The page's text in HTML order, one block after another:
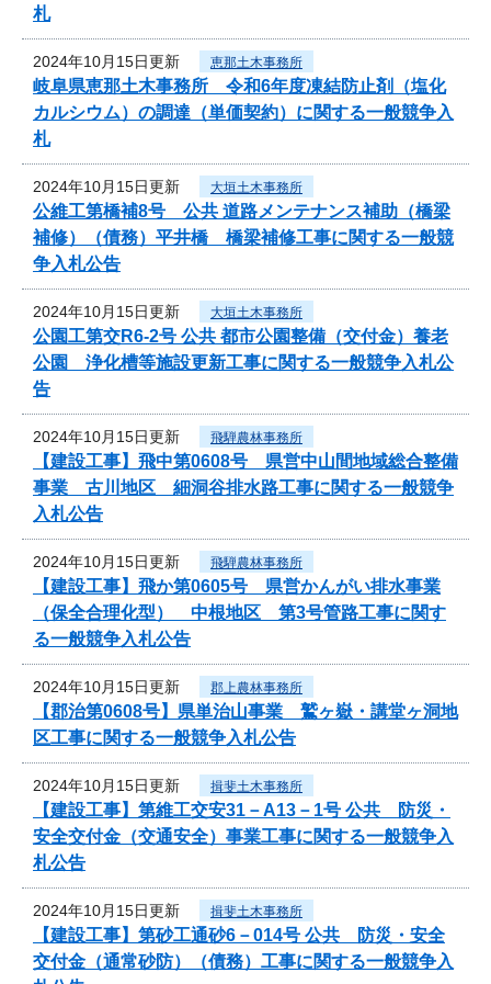
札
2024年10月15日更新 恵那土木事務所
岐阜県恵那土木事務所 令和6年度凍結防止剤（塩化
カルシウム）の調達（単価契約）に関する一般競争入
札
2024年10月15日更新 大垣土木事務所
公維工第橋補8号 公共 道路メンテナンス補助（橋梁
補修）（債務）平井橋 橋梁補修工事に関する一般競
争入札公告
2024年10月15日更新 大垣土木事務所
公園工第交R6-2号 公共 都市公園整備（交付金）養老
公園 浄化槽等施設更新工事に関する一般競争入札公
告
2024年10月15日更新 飛騨農林事務所
【建設工事】飛中第0608号 県営中山間地域総合整備
事業 古川地区 細洞谷排水路工事に関する一般競争
入札公告
2024年10月15日更新 飛騨農林事務所
【建設工事】飛か第0605号 県営かんがい排水事業
（保全合理化型） 中根地区 第3号管路工事に関す
る一般競争入札公告
2024年10月15日更新 郡上農林事務所
【郡治第0608号】県単治山事業 鷲ヶ嶽・講堂ヶ洞地
区工事に関する一般競争入札公告
2024年10月15日更新 揖斐土木事務所
【建設工事】第維工交安31－A13－1号 公共 防災・
安全交付金（交通安全）事業工事に関する一般競争入
札公告
2024年10月15日更新 揖斐土木事務所
【建設工事】第砂工通砂6－014号 公共 防災・安全
交付金（通常砂防）（債務）工事に関する一般競争入